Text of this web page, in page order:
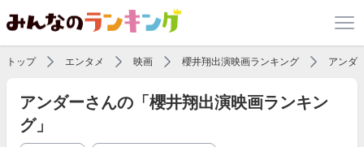
トップ エンタメ 映画 櫻井翔出演映画ランキング アンダ
アンダーさんの「櫻井翔出演映画ランキン
グ」